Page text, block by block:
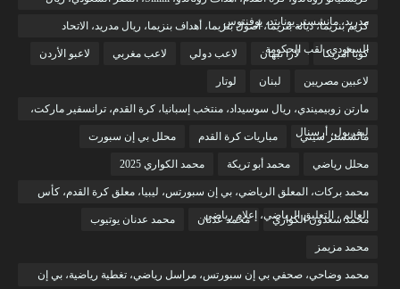
مدريد، مانشستر يونايتد، يوفنتوس
كريم بنزيما، ديانة بنزيما، أصول بنزيما، أهداف بنزيما، ريال مدريد، الاتحاد
السعودي، لقب الحكومة
كوبا أمريكا لارا نبهان لاعب دولي لاعب مغربي لاعبو الأردن
لاعبين مصريين لبنان لوتار
مارتن زوبيميندي، ريال سوسيداد، منتخب إسبانيا، كرة القدم، ترانسفير ماركت،
ليفربول، أرسنال
مانشستر سيتي مباريات كرة القدم محلل بي إن سبورت
محلل رياضي محمد أبو تريكة محمد الكواري 2025
محمد بركات، المعلق الرياضي، بي إن سبورتس، ليبيا، معلق كرة القدم، كأس
العالم ، التعليق الرياضي، إعلام رياضي
محمد سعدون الكواري محمد عدنان محمد عدنان يوتيوب
محمد مزيمز
محمد وضاحي، صحفي بي إن سبورتس، مراسل رياضي، تغطية رياضية، بي إن